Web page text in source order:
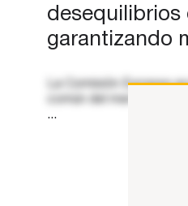
desequilibrios
garantizando
La Comisión Europea
...